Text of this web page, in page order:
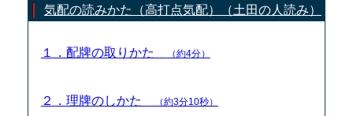
気配の読みかた（高打点気配）（土田の人読み）
１．配牌の取りかた （約4分）
２．理牌のしかた （約3分10秒）